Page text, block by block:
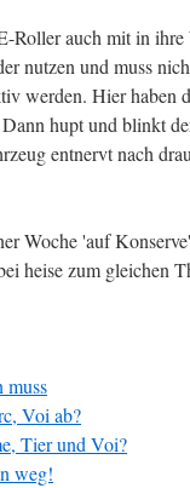
Roller auch mit in
nutzen und muss
werden. Hier haben
hupt und blinkt
entnervt nach
Woche 'auf
heise zum gleichen
muss
Voi ab?
Tier und Voi?
weg!